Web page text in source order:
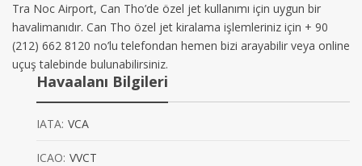
Tra Noc Airport, Can Tho’de özel jet kullanımı için uygun bir
havalimanıdır. Can Tho özel jet kiralama işlemleriniz için + 90
(212) 662 8120 no’lu telefondan hemen bizi arayabilir veya online
uçuş talebinde bulunabilirsiniz.
Havaalanı Bilgileri
IATA: VCA
ICAO: VVCT